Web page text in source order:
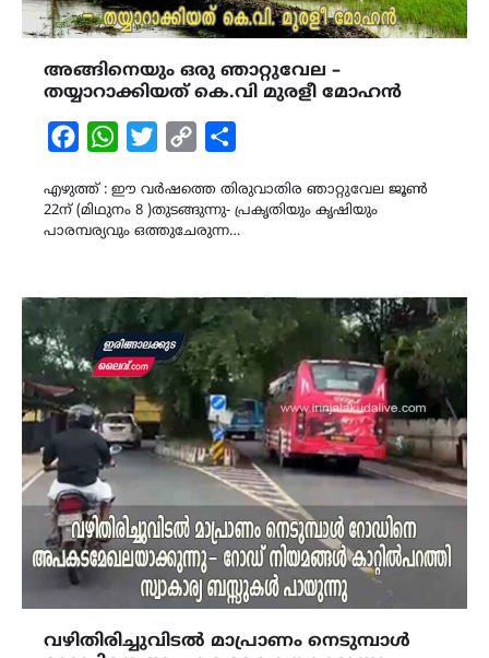
അങ്ങിനെയും ഒരു ഞാറ്റുവേല –
തയ്യാറാക്കിയത് കെ.വി മുരളീ മോഹൻ
FacebookWhatsAppTwitterCopy
എഴുത്ത് : ഈ വർഷത്തെ തിരുവാതിര ഞാറ്റുവേല ജൂൺ
22ന് (മിഥുനം 8 )തുടങ്ങുന്നു- പ്രകൃതിയും കൃഷിയും
പാരമ്പര്യവും ഒത്തുചേരുന്ന…
വഴിതിരിച്ചുവിടൽ മാപ്രാണം നെടുമ്പാൾ